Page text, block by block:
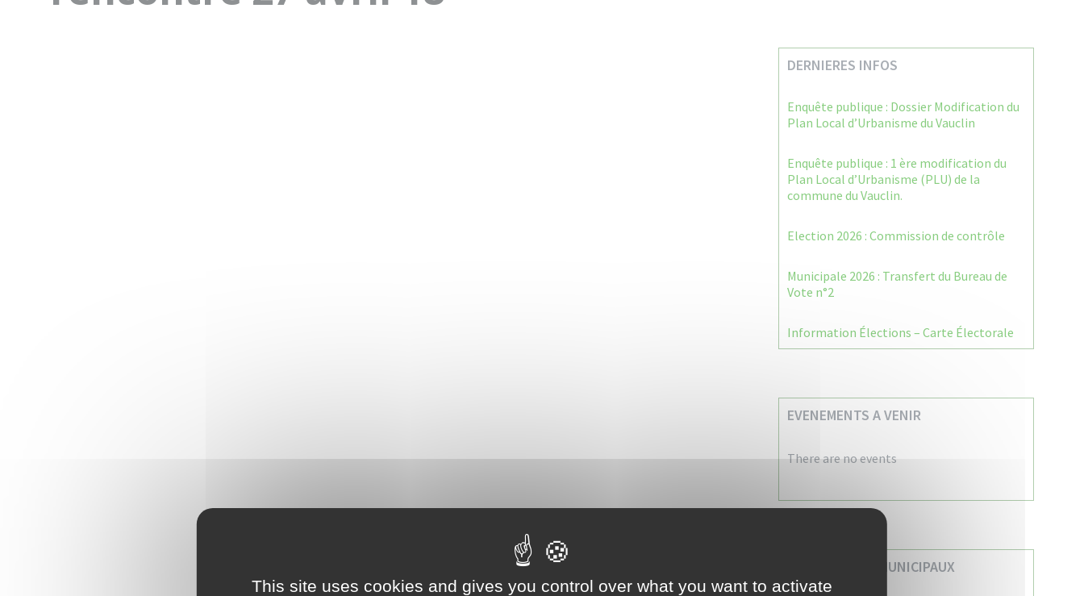
DERNIERES INFOS
Enquête publique : Dossier Modification du
Plan Local d’Urbanisme du Vauclin
Enquête publique : 1 ère modification du
Plan Local d’Urbanisme (PLU) de la
commune du Vauclin.
Election 2026 : Commission de contrôle
Municipale 2026 : Transfert du Bureau de
Vote n°2
Information Élections – Carte Électorale
EVENEMENTS A VENIR
There are no events
VOS SERVICES MUNICIPAUX
This site uses cookies and gives you control over what you want to activate